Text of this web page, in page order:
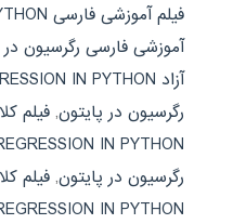
فیلم آموزشی فارسی REGRESSION IN PYTHON
آموزشی فارسی رگرسیون در
آزاد REGRESSION IN PYTHON
رگرسیون در پایتون, فیلم
IN PYTHON
رگرسیون در پایتون, فیلم
IN PYTHON